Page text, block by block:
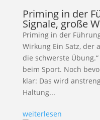
Priming in der
Signale, große
Priming in der
Wirkung Ein Satz, der
die schwerste
beim Sport. Noch
klar: Das wird
Haltung...
weiterlesen